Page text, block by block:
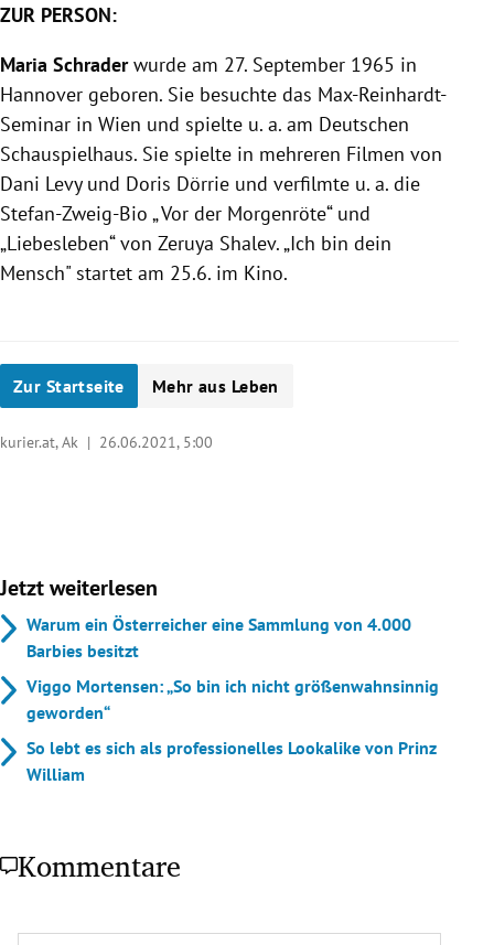
ZUR PERSON:
Maria Schraderwurde am 27. September 1965 in
Hannover geboren. Sie besuchte das Max-Reinhardt-
Seminar in Wien und spielte u. a. am Deutschen
Schauspielhaus. Sie spielte in mehreren Filmen von
Dani Levy und Doris Dörrie und verfilmte u. a. die
Stefan-Zweig-Bio „ Vor der Morgenröte“ und
„Liebesleben“ von Zeruya Shalev. „Ich bin dein
Mensch" startet am 25.6. im Kino.
Zur Startseite Mehr aus Leben
kurier.at, Ak | 26.06.2021, 5:00
Jetzt weiterlesen
Warum ein Österreicher eine Sammlung von 4.000
Barbies besitzt
Viggo Mortensen: „So bin ich nicht größenwahnsinnig
geworden“
So lebt es sich als professionelles Lookalike von Prinz
William
Kommentare